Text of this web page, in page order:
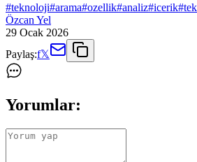
#teknoloji#arama#ozellik#analiz#icerik#
Özcan Yel
29 Ocak 2026
Paylaş:f𝕏
Yorumlar: